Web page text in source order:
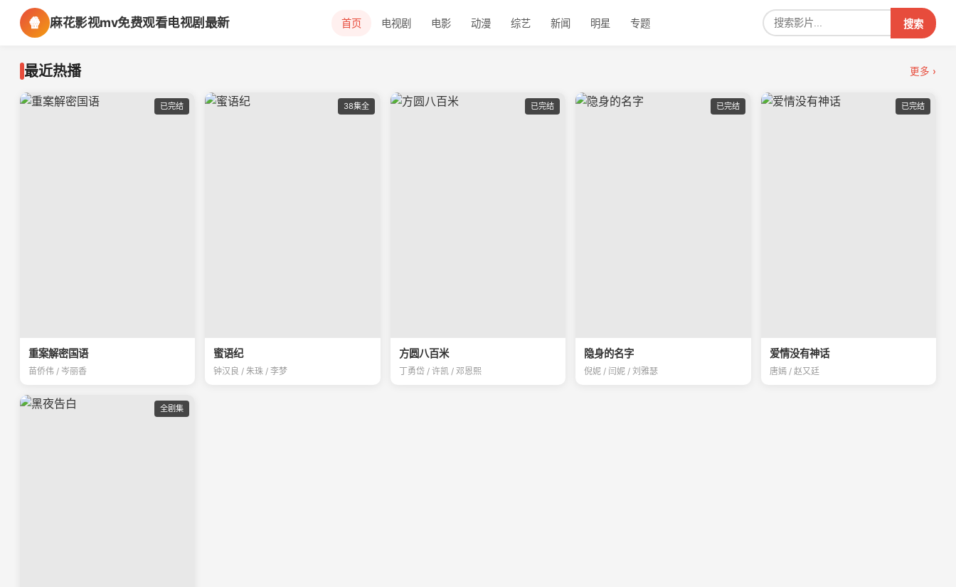
🍿 麻花影视mv免费观看电视剧最新 首页 电视剧 电影 动漫 综艺 新闻 明星 专题 搜索
最近热播 更多 ›
已完结
重案解密国语
苗侨伟 / 岑丽香
38集全
蜜语纪
钟汉良 / 朱珠 / 李梦
已完结
方圆八百米
丁勇岱 / 许凯 / 邓恩熙
已完结
隐身的名字
倪妮 / 闫妮 / 刘雅瑟
已完结
爱情没有神话
唐嫣 / 赵又廷
全剧集